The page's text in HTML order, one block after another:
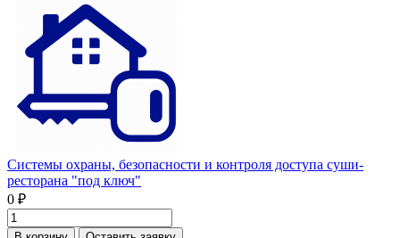
Системы охраны, безопасности и контроля доступа суши-
ресторана "под ключ"
0 ₽